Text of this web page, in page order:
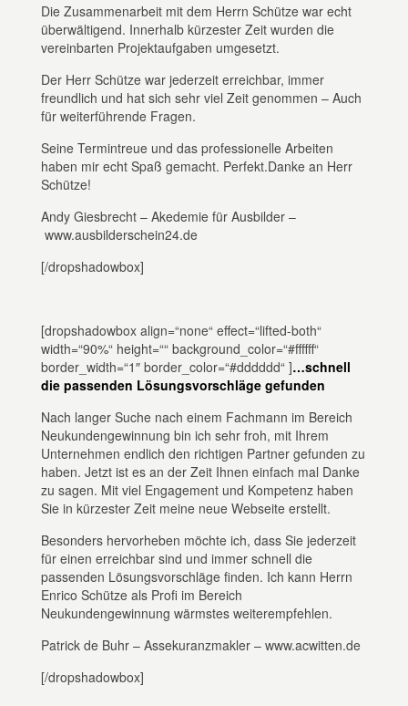
Die Zusammenarbeit mit dem Herrn Schütze war echt
überwältigend. Innerhalb kürzester Zeit wurden die
vereinbarten Projektaufgaben umgesetzt.
Der Herr Schütze war jederzeit erreichbar, immer
freundlich und hat sich sehr viel Zeit genommen – Auch
für weiterführende Fragen.
Seine Termintreue und das professionelle Arbeiten
haben mir echt Spaß gemacht. Perfekt.Danke an Herr
Schütze!
Andy Giesbrecht – Akedemie für Ausbilder –
www.ausbilderschein24.de
[/dropshadowbox]
[dropshadowbox align=“none“ effect=“lifted-both“
width=“90%“ height=““ background_color=“#ffffff“
border_width=“1″ border_color=“#dddddd“ ]…schnell
die passenden Lösungsvorschläge gefunden
Nach langer Suche nach einem Fachmann im Bereich
Neukundengewinnung bin ich sehr froh, mit Ihrem
Unternehmen endlich den richtigen Partner gefunden zu
haben. Jetzt ist es an der Zeit Ihnen einfach mal Danke
zu sagen. Mit viel Engagement und Kompetenz haben
Sie in kürzester Zeit meine neue Webseite erstellt.
Besonders hervorheben möchte ich, dass Sie jederzeit
für einen erreichbar sind und immer schnell die
passenden Lösungsvorschläge finden. Ich kann Herrn
Enrico Schütze als Profi im Bereich
Neukundengewinnung wärmstes weiterempfehlen.
Patrick de Buhr – Assekuranzmakler – www.acwitten.de
[/dropshadowbox]